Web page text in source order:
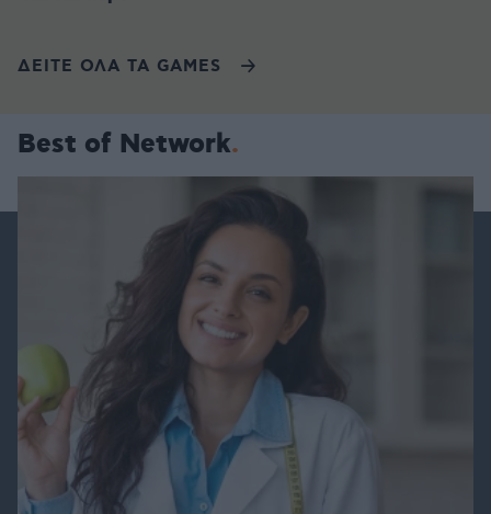
ΔΕΙΤΕ ΟΛΑ ΤΑ GAMES
Best of Network